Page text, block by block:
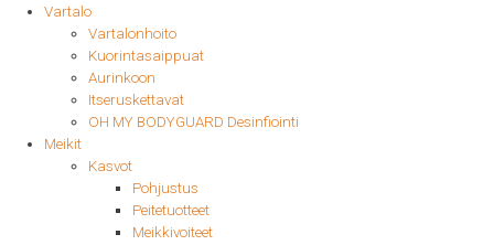
Vartalo
Vartalonhoito
Kuorintasaippuat
Aurinkoon
Itseruskettavat
OH MY BODYGUARD Desinfiointi
Meikit
Kasvot
Pohjustus
Peitetuotteet
Meikkivoiteet